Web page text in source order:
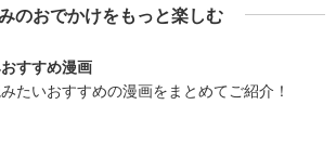
のおでかけをもっと楽しむ
すすめ漫画
たいおすすめの漫画をまとめてご紹介！